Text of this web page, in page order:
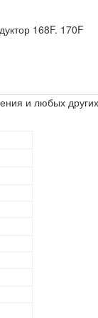
168F. 170F
и любых других